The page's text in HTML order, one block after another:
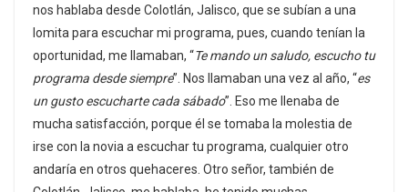
nos hablaba desde Colotlán, Jalisco, que se subían a una
lomita para escuchar mi programa, pues, cuando tenían la
oportunidad, me llamaban, “Te mando un saludo, escucho tu
programa desde siempre”. Nos llamaban una vez al año, “es
un gusto escucharte cada sábado”. Eso me llenaba de
mucha satisfacción, porque él se tomaba la molestia de
irse con la novia a escuchar tu programa, cualquier otro
andaría en otros quehaceres. Otro señor, también de